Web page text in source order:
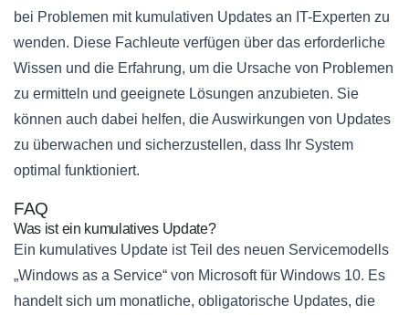
bei Problemen mit kumulativen Updates an IT-Experten zu
wenden. Diese Fachleute verfügen über das erforderliche
Wissen und die Erfahrung, um die Ursache von Problemen
zu ermitteln und geeignete Lösungen anzubieten. Sie
können auch dabei helfen, die Auswirkungen von Updates
zu überwachen und sicherzustellen, dass Ihr System
optimal funktioniert.
FAQ
Was ist ein kumulatives Update?
Ein kumulatives Update ist Teil des neuen Servicemodells
„Windows as a Service“ von Microsoft für Windows 10. Es
handelt sich um monatliche, obligatorische Updates, die